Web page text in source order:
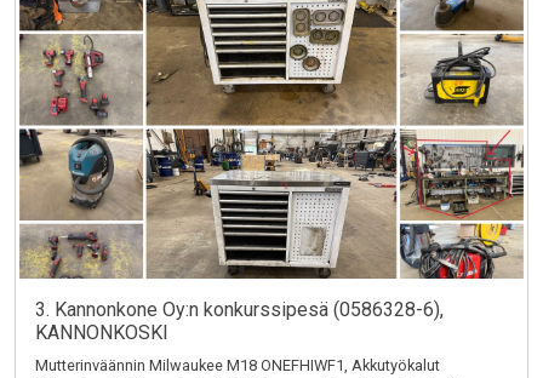
3. Kannonkone Oy:n konkurssipesä (0586328-6),
KANNONKOSKI
Mutterinväännin Milwaukee M18 ONEFHIWF1, Akkutyökalut